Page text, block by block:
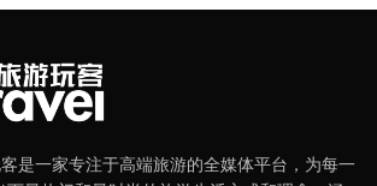
是一家专注于高端旅游的全媒体平台，为每一